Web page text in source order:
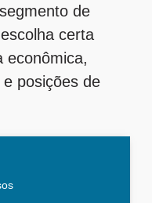
de
certa
econômica,
posições de